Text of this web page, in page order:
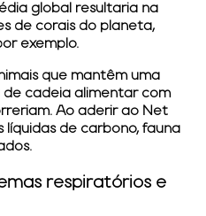
global resultaria na
de corais do planeta,
exemplo.
que mantêm uma
cadeia alimentar com
Ao aderir ao Net
líquidas de carbono, fauna
respiratórios e